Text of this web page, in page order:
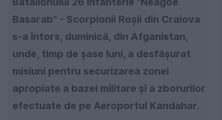
Basarab" - Scorpionii Roșii din Craiova
s-a întors, duminică, din Afganistan,
unde, timp de șase luni, a desfășurat
misiuni pentru securizarea zonei
apropiate a bazei militare și a zborurilor
efectuate de pe Aeroportul Kandahar.